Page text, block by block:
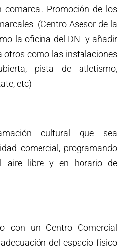
comarcal. Promoción de los
(Centro Asesor de la
la oficina del DNI y añadir
otros como las instalaciones
pista de atletismo,
etc)
cultural que sea
comercial, programando
aire libre y en horario de
con un Centro Comercial
del espacio físico